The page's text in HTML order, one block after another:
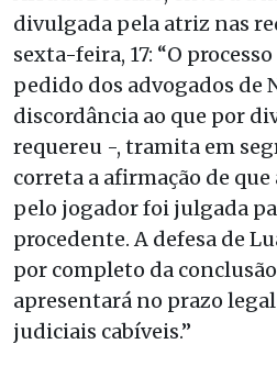
divulgada pela atriz nas
sexta-feira, 17: “O
pedido dos advogados de
discordância ao que por
requereu -, tramita em
correta a afirmação de
pelo jogador foi julgada
procedente. A defesa de
por completo da conclusão
apresentará no prazo
judiciais cabíveis.”